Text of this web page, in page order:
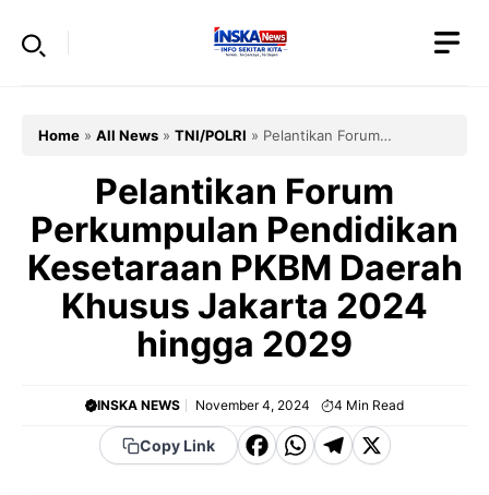
Home » All News » TNI/POLRI » Pelantikan Forum
Jakarta 2024 hingga 2029
Pelantikan Forum
Perkumpulan Pendidikan
Kesetaraan PKBM Daerah
Khusus Jakarta 2024
hingga 2029
INSKA NEWS November 4, 2024 4 Min Read
Copy Link
F WT X